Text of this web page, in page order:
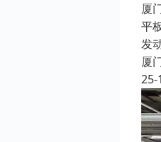
厦
平
发
厦
25-